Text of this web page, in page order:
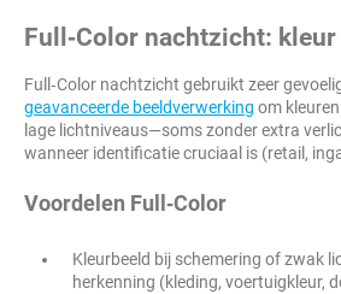
Full‑Color nachtzicht:
Full‑Color nachtzicht gebruikt zeer
geavanceerde beeldverwerking om
lage lichtniveaus—soms zonder extra
wanneer identificatie cruciaal is (retail,
Voordelen Full‑Color
Kleurbeeld bij schemering of zwak
herkenning (kleding, voertuigkleur,